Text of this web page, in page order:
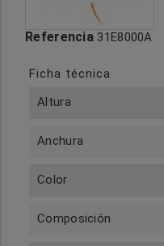
Referencia 31E8000A
Ficha técnica
Altura
Anchura
Color
Composición